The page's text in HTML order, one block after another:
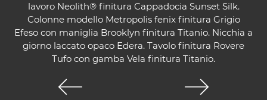
lavoro Neolith® finitura Cappadocia Sunset Silk.
Colonne modello Metropolis fenix finitura Grigio
Efeso con maniglia Brooklyn finitura Titanio. Nicchia a
giorno laccato opaco Edera. Tavolo finitura Rovere
Tufo con gamba Vela finitura Titanio.